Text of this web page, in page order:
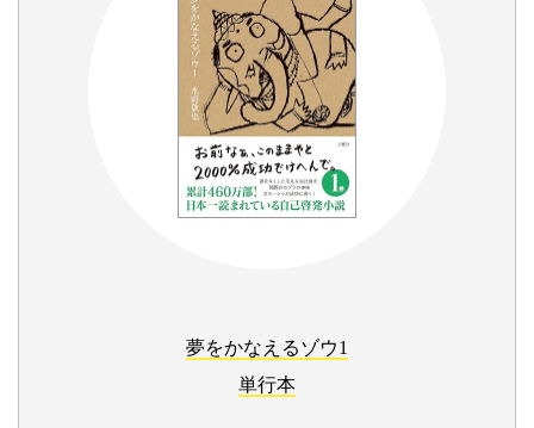
夢をかなえるゾウ1
単行本